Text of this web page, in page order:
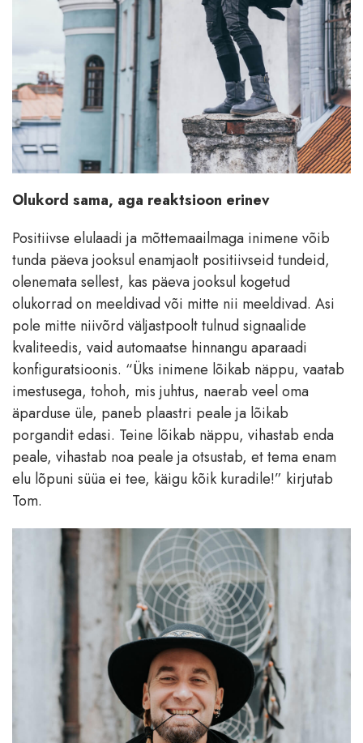
Olukord sama, aga reaktsioon erinev
Positiivse elulaadi ja mõttemaailmaga inimene võib
tunda päeva jooksul enamjaolt positiivseid tundeid,
olenemata sellest, kas päeva jooksul kogetud
olukorrad on meeldivad või mitte nii meeldivad. Asi
pole mitte niivõrd väljastpoolt tulnud signaalide
kvaliteedis, vaid automaatse hinnangu aparaadi
konfiguratsioonis. “Üks inimene lõikab näppu, vaatab
imestusega, tohoh, mis juhtus, naerab veel oma
äparduse üle, paneb plaastri peale ja lõikab
porgandit edasi. Teine lõikab näppu, vihastab enda
peale, vihastab noa peale ja otsustab, et tema enam
elu lõpuni süüa ei tee, käigu kõik kuradile!” kirjutab
Tom.